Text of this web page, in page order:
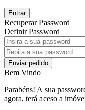
Entrar
Recuperar Password
Definir Password
Enviar pedido
Bem Vindo
Parabéns! A sua
agora, terá aceso a